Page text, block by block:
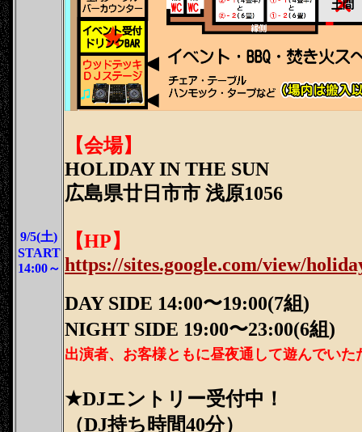
9/5(土)
START
14:00～
【会場】
HOLIDAY IN THE SUN
広島県廿日市市 浅原1056
【HP】
https://sites.google.com/view/
DAY SIDE 14:00〜19:00(7組)
NIGHT SIDE 19:00〜23:00(6組)
出演者、お客様ともに昼夜通して遊んでいた
★DJエントリー受付中！
（DJ持ち時間40分）